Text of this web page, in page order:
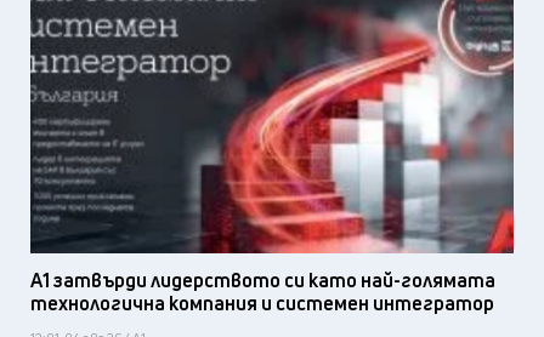
А1 затвърди лидерството си като най-голямата
технологична компания и системен интегратор